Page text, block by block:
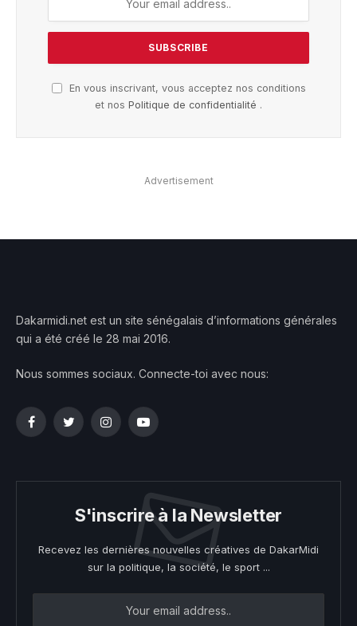
En vous inscrivant, vous acceptez nos conditions
et nos Politique de confidentialité .
Advertisement
Dakarmidi.net est un site sénégalais d’informations générales
qui a été créé le 28 mai 2016.
Nous sommes sociaux. Connecte-toi avec nous:
FacebookTwitterInstagramYouTube
S'inscrire à la Newsletter
Recevez les dernières nouvelles créatives de DakarMidi
sur la politique, la société, le sport ...